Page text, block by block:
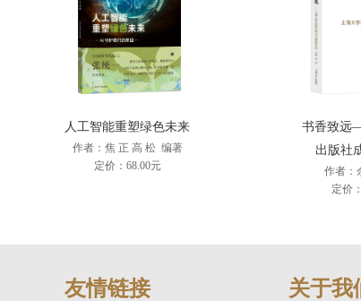
人工智能重塑绿色未来
作者：焦 正 高 松 编著
定价：68.00元
书香致远
出版社
作者：
定价
友情链接 关于我